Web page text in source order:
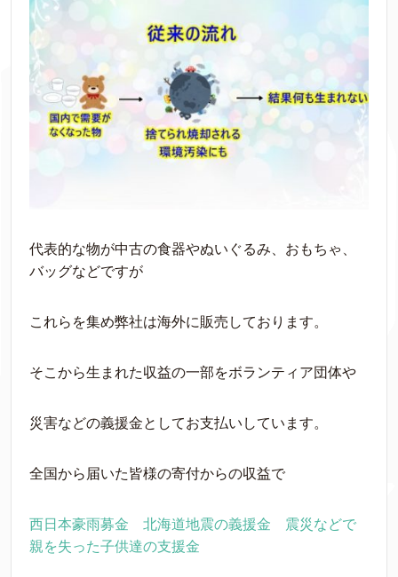
代表的な物が中古の食器やぬいぐるみ、おもちゃ、
バッグなどですが
これらを集め弊社は海外に販売しております。
そこから生まれた収益の一部をボランティア団体や
災害などの義援金としてお支払いしています。
全国から届いた皆様の寄付からの収益で
西日本豪雨募金 北海道地震の義援金
震災などで
親を失った子供達の支援金